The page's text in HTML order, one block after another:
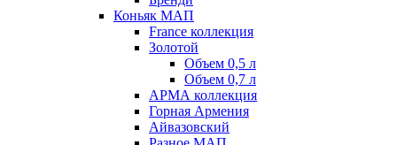
Коньяк МАП
France коллекция
Золотой
Объем 0,5 л
Объем 0,7 л
АРМА коллекция
Горная Армения
Айвазовский